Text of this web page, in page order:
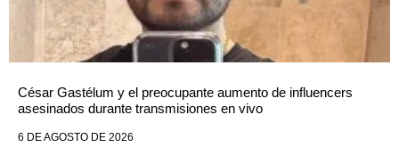
César Gastélum y el preocupante aumento de influencers
asesinados durante transmisiones en vivo
6 DE AGOSTO DE 2026